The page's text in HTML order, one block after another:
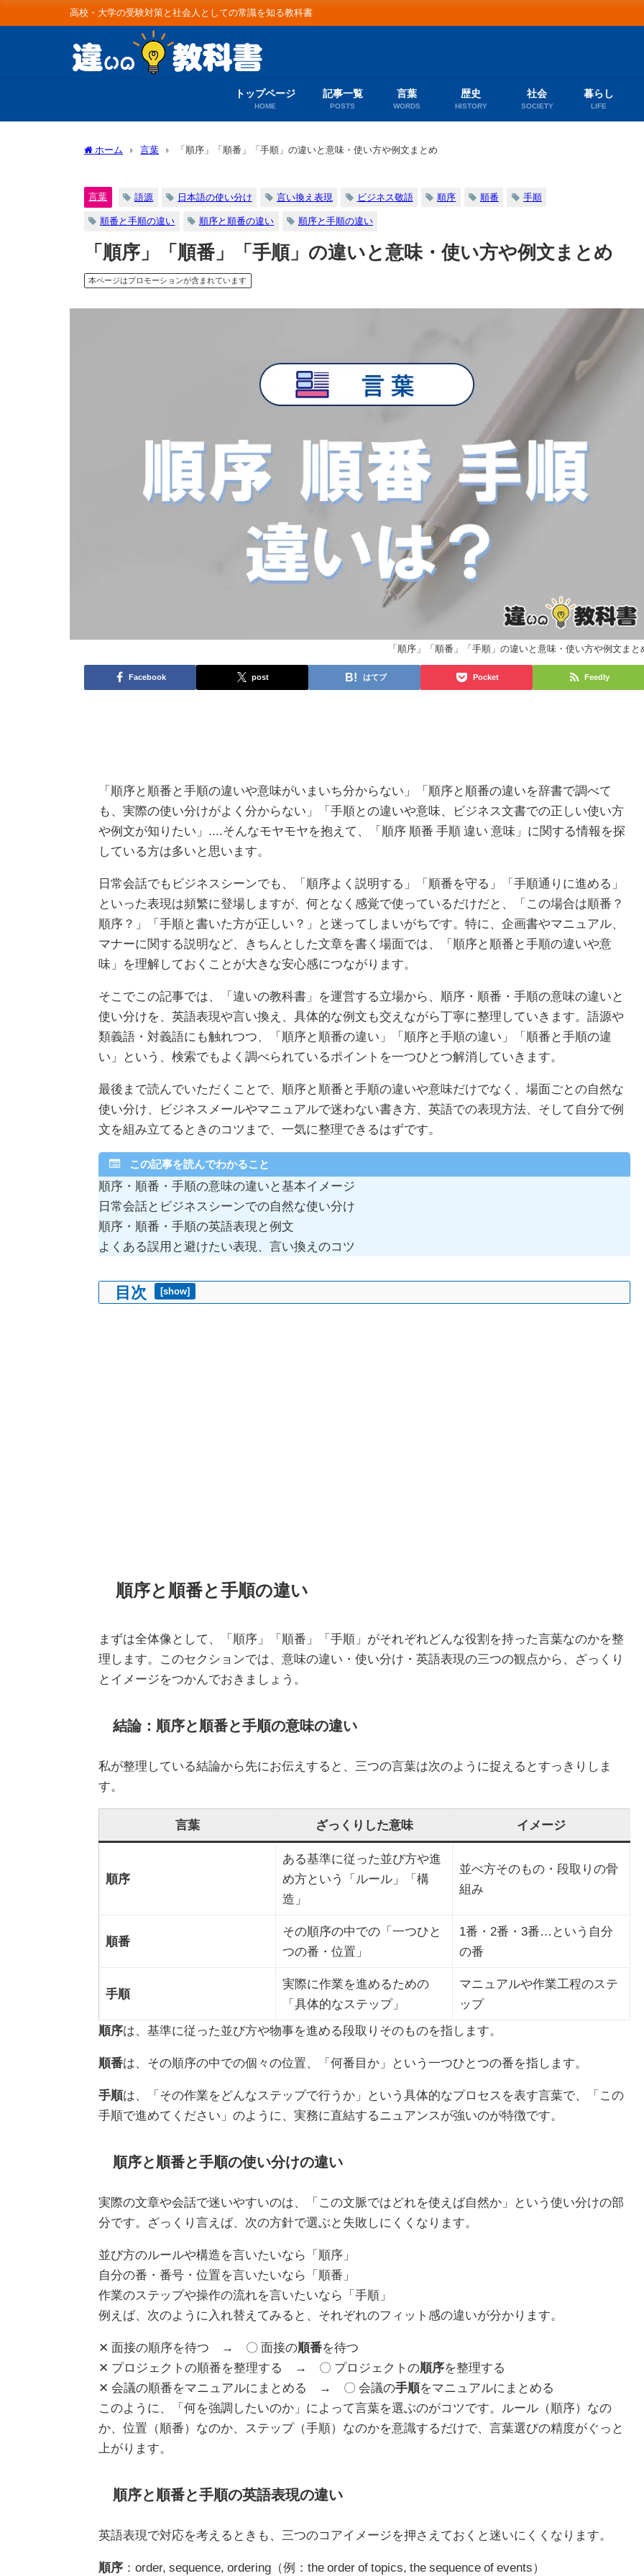
高校・大学の受験対策と社会人としての常識を知る教科書
トップページ
HOME
記事一覧
POSTS
言葉
WORDS
歴史
HISTORY
社会
SOCIETY
暮らし
LIFE
ホーム 言葉 「順序」「順番」「手順」の違いと意味・使い方や例文まとめ
言葉 語源 日本語の使い分け 言い換え表現 ビジネス敬語 順序 順番 手順
順番と手順の違い 順序と順番の違い 順序と手順の違い
「順序」「順番」「手順」の違いと意味・使い方や例文まとめ
本ページはプロモーションが含まれています
「順序」「順番」「手順」の違いと意味・使い方や例文まと
Facebook post はてブ Pocket Feedly
「順序と順番と手順の違いや意味がいまいち分からない」「順序と順番の違いを辞書で調べて
も、実際の使い分けがよく分からない」「手順との違いや意味、ビジネス文書での正しい使い方
や例文が知りたい」....そんなモヤモヤを抱えて、「順序 順番 手順 違い 意味」に関する情報を探
している方は多いと思います。
日常会話でもビジネスシーンでも、「順序よく説明する」「順番を守る」「手順通りに進める」
といった表現は頻繁に登場しますが、何となく感覚で使っているだけだと、「この場合は順番？
順序？」「手順と書いた方が正しい？」と迷ってしまいがちです。特に、企画書やマニュアル、
マナーに関する説明など、きちんとした文章を書く場面では、「順序と順番と手順の違いや意
味」を理解しておくことが大きな安心感につながります。
そこでこの記事では、「違いの教科書」を運営する立場から、順序・順番・手順の意味の違いと
使い分けを、英語表現や言い換え、具体的な例文も交えながら丁寧に整理していきます。語源や
類義語・対義語にも触れつつ、「順序と順番の違い」「順序と手順の違い」「順番と手順の違
い」という、検索でもよく調べられているポイントを一つひとつ解消していきます。
最後まで読んでいただくことで、順序と順番と手順の違いや意味だけでなく、場面ごとの自然な
使い分け、ビジネスメールやマニュアルで迷わない書き方、英語での表現方法、そして自分で例
文を組み立てるときのコツまで、一気に整理できるはずです。
この記事を読んでわかること
順序・順番・手順の意味の違いと基本イメージ
日常会話とビジネスシーンでの自然な使い分け
順序・順番・手順の英語表現と例文
よくある誤用と避けたい表現、言い換えのコツ
目次 [show]
順序と順番と手順の違い
まずは全体像として、「順序」「順番」「手順」がそれぞれどんな役割を持った言葉なのかを整
理します。このセクションでは、意味の違い・使い分け・英語表現の三つの観点から、ざっくり
とイメージをつかんでおきましょう。
結論：順序と順番と手順の意味の違い
私が整理している結論から先にお伝えすると、三つの言葉は次のように捉えるとすっきりしま
す。
言葉 ざっくりした意味 イメージ
順序
ある基準に従った並び方や進
め方という「ルール」「構
造」
並べ方そのもの・段取りの骨
組み
順番
その順序の中での「一つひと
つの番・位置」
1番・2番・3番…という自分
の番
手順
実際に作業を進めるための
「具体的なステップ」
マニュアルや作業工程のステ
ップ
順序は、基準に従った並び方や物事を進める段取りそのものを指します。
順番は、その順序の中での個々の位置、「何番目か」という一つひとつの番を指します。
手順は、「その作業をどんなステップで行うか」という具体的なプロセスを表す言葉で、「この
手順で進めてください」のように、実務に直結するニュアンスが強いのが特徴です。
順序と順番と手順の使い分けの違い
実際の文章や会話で迷いやすいのは、「この文脈ではどれを使えば自然か」という使い分けの部
分です。ざっくり言えば、次の方針で選ぶと失敗しにくくなります。
並び方のルールや構造を言いたいなら「順序」
自分の番・番号・位置を言いたいなら「順番」
作業のステップや操作の流れを言いたいなら「手順」
例えば、次のように入れ替えてみると、それぞれのフィット感の違いが分かります。
✕ 面接の順序を待つ → 〇 面接の順番を待つ
✕ プロジェクトの順番を整理する → 〇 プロジェクトの順序を整理する
✕ 会議の順番をマニュアルにまとめる → 〇 会議の手順をマニュアルにまとめる
このように、「何を強調したいのか」によって言葉を選ぶのがコツです。ルール（順序）なの
か、位置（順番）なのか、ステップ（手順）なのかを意識するだけで、言葉選びの精度がぐっと
上がります。
順序と順番と手順の英語表現の違い
英語表現で対応を考えるときも、三つのコアイメージを押さえておくと迷いにくくなります。
順序 ：order, sequence, ordering（例：the order of topics, the sequence of events）